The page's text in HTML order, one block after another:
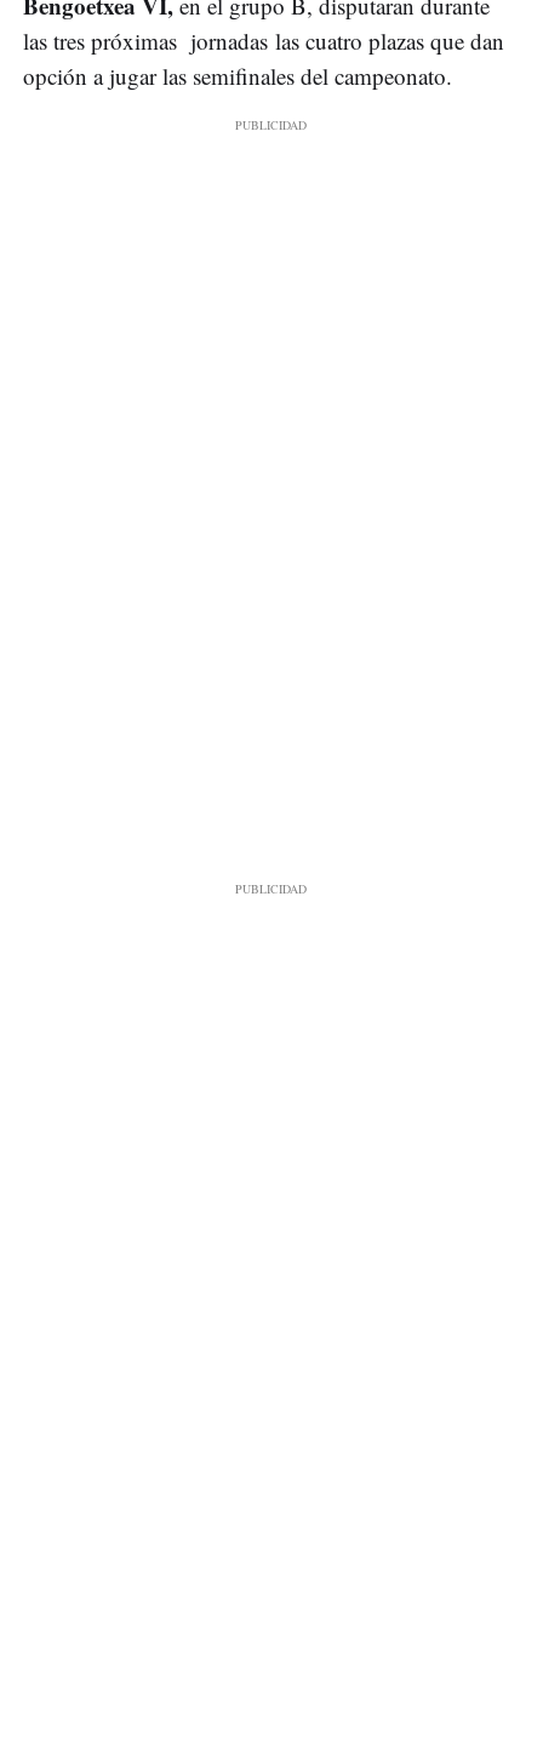
las tres próximas jornadas las cuatro plazas que dan
opción a jugar las semifinales del campeonato.